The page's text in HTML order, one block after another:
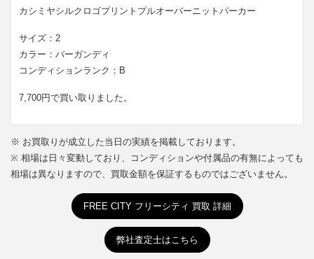
カシミヤシルクロゴプリントプルオーバーニットパーカー
サイズ：2
カラー：バーガンディ
コンディションランク：B
7,700円で買い取りました。
※ お買取りが成立した当日の実績を掲載しております。
※ 相場は日々変動しており、コンディションや付属品の有無によっても
相場は異なりますので、買取金額を保証するものではございません。
FREE CITY フリーシティ 買取 詳細
弊社査定士はこちら